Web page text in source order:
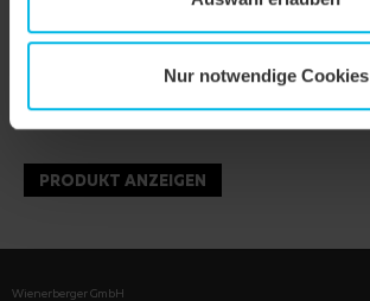
Nur notwendige Cookies
PRODUKT ANZEIGEN
Wienerberger GmbH